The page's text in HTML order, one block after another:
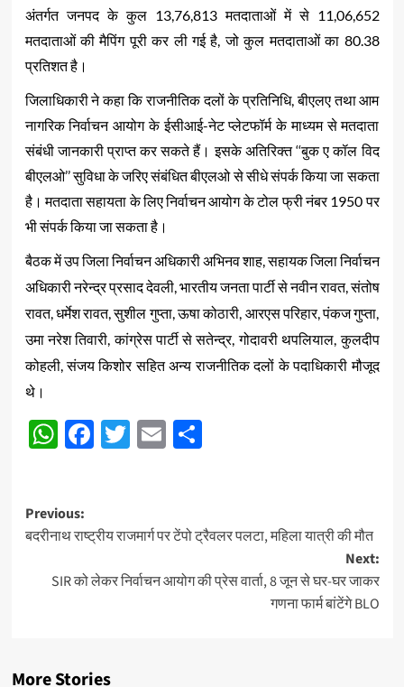
अंतर्गत जनपद के कुल 13,76,813 मतदाताओं में से 11,06,652
मतदाताओं की मैपिंग पूरी कर ली गई है, जो कुल मतदाताओं का 80.38
प्रतिशत है।
जिलाधिकारी ने कहा कि राजनीतिक दलों के प्रतिनिधि, बीएलए तथा आम
नागरिक निर्वाचन आयोग के ईसीआई-नेट प्लेटफॉर्म के माध्यम से मतदाता
संबंधी जानकारी प्राप्त कर सकते हैं। इसके अतिरिक्त ‘‘बुक ए कॉल विद
बीएलओ’’ सुविधा के जरिए संबंधित बीएलओ से सीधे संपर्क किया जा सकता
है। मतदाता सहायता के लिए निर्वाचन आयोग के टोल फ्री नंबर 1950 पर
भी संपर्क किया जा सकता है।
बैठक में उप जिला निर्वाचन अधिकारी अभिनव शाह, सहायक जिला निर्वाचन
अधिकारी नरेन्द्र प्रसाद देवली, भारतीय जनता पार्टी से नवीन रावत, संतोष
रावत, धर्मेश रावत, सुशील गुप्ता, ऊषा कोठारी, आरएस परिहार, पंकज गुप्ता,
उमा नरेश तिवारी, कांग्रेस पार्टी से सतेन्द्र, गोदावरी थपलियाल, कुलदीप
कोहली, संजय किशोर सहित अन्य राजनीतिक दलों के पदाधिकारी मौजूद
थे।
WhatsApp
Facebook
Twitter
EmailShare
Post
navigation
Previous:
बदरीनाथ राष्ट्रीय राजमार्ग पर टेंपो ट्रैवलर पलटा, महिला यात्री की मौत
Next:
SIR को लेकर निर्वाचन आयोग की प्रेस वार्ता, 8 जून से घर-घर जाकर
गणना फार्म बांटेंगे BLO
More Stories